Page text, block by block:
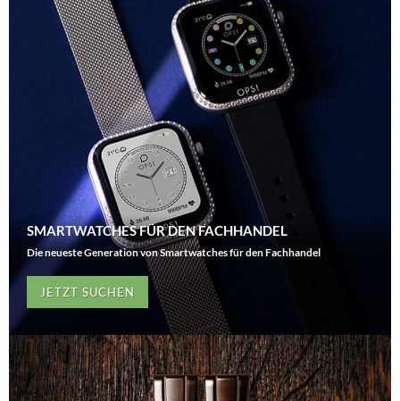
SMARTWATCHES FÜR DEN FACHHANDEL
Die neueste Generation von Smartwatches für den Fachhandel
JETZT SUCHEN